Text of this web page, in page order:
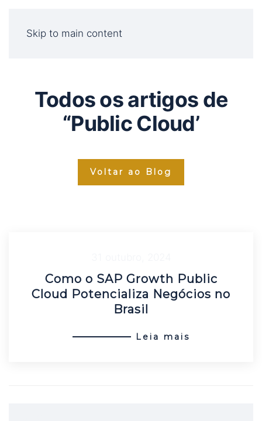
Skip to main content
Todos os artigos de
“Public Cloud’
Voltar ao Blog
Como o SAP Growth Public
Cloud Potencializa Negócios no
Brasil
Leia mais